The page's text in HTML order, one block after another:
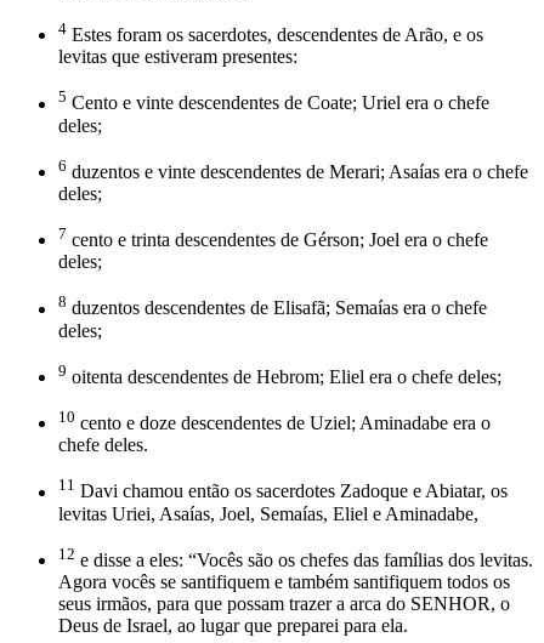
4 Estes foram os sacerdotes, descendentes de Arão, e os
levitas que estiveram presentes:
5 Cento e vinte descendentes de Coate; Uriel era o chefe
deles;
6 duzentos e vinte descendentes de Merari; Asaías era o chefe
deles;
7 cento e trinta descendentes de Gérson; Joel era o chefe
deles;
8 duzentos descendentes de Elisafã; Semaías era o chefe
deles;
9 oitenta descendentes de Hebrom; Eliel era o chefe deles;
10 cento e doze descendentes de Uziel; Aminadabe era o
chefe deles.
11 Davi chamou então os sacerdotes Zadoque e Abiatar, os
levitas Uriei, Asaías, Joel, Semaías, Eliel e Aminadabe,
12 e disse a eles: “Vocês são os chefes das famílias dos levitas.
Agora vocês se santifiquem e também santifiquem todos os
seus irmãos, para que possam trazer a arca do SENHOR, o
Deus de Israel, ao lugar que preparei para ela.